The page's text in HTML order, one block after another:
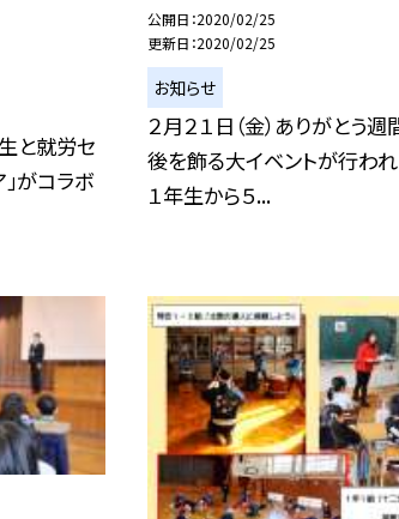
生と就労セ
がコラボ
公開日 2020/02/25
更新日 2020/02/25
お知らせ
２月２１日（金）ありがとう
後を飾る大イベントが行われ
１年生から５...